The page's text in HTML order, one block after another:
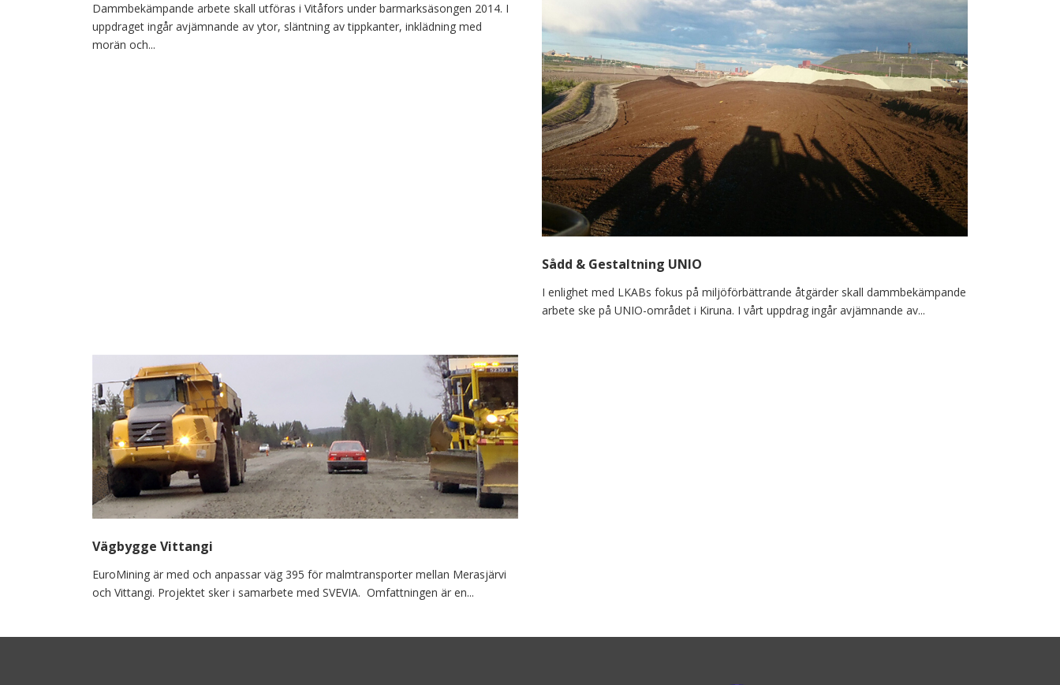
Dammbekämpande arbete skall utföras i Vitåfors under barmarksäsongen 2014. I
uppdraget ingår avjämnande av ytor, släntning av tippkanter, inklädning med
morän och...
Sådd & Gestaltning UNIO
I enlighet med LKABs fokus på miljöförbättrande åtgärder skall dammbekämpande
arbete ske på UNIO-området i Kiruna. I vårt uppdrag ingår avjämnande av...
Vägbygge Vittangi
EuroMining är med och anpassar väg 395 för malmtransporter mellan Merasjärvi
och Vittangi. Projektet sker i samarbete med SVEVIA. Omfattningen är en...